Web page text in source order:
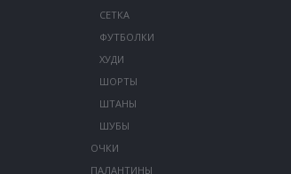
СЕТКА
ФУТБОЛКИ
ХУДИ
ШОРТЫ
ШТАНЫ
ШУБЫ
ОЧКИ
ПАЛАНТИНЫ